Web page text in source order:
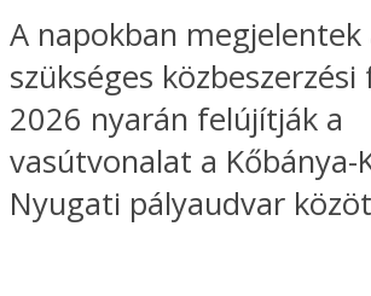
A napokban megjelentek
szükséges közbeszerzési
2026 nyarán felújítják a
vasútvonalat a Kőbánya-
Nyugati pályaudvar